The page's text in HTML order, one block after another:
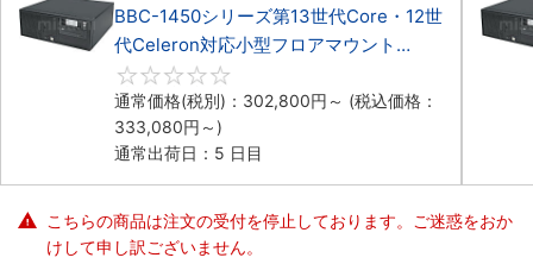
BBC-1450シリーズ第13世代Core・12世
代Celeron対応小型フロアマウント
4PCIe
通常価格(税別)： 302,800円 ～ (税込価格：
333,080円 ～)
通常出荷日：5 日目
こちらの商品は注文の受付を停止しております。ご迷惑をおか
けして申し訳ございません。